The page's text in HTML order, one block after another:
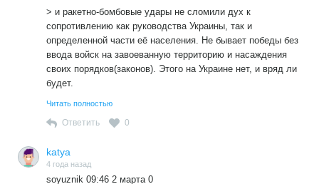
ее основных воинских группировок.
> и ракетно-бомбовые удары не сломили дух к
сопротивлению как руководства Украины, так и
определенной части её населения. Не бывает победы без
ввода войск на завоеванную территорию и насаждения
своих порядков(законов). Этого на Украине нет, и вряд ли
будет.
А Вам, паникеру, почем знать? CСтыдно не будет потом
ВСУ при мощнейшей военной, материальной, финансовой
и идеологической поддержке практически всего
капиталистического мира во главе с США.
Читать полностью
Ответить 0
katya
4 года назад
soyuznik 09:46 2 марта 0